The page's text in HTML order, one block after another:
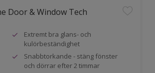
Door & Window Tech
Extremt bra glans- och
kulörbeständighet
Snabbtorkande - stäng fönster
och dörrar efter 2 timmar